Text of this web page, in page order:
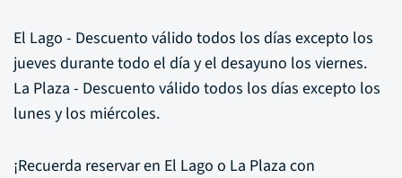
El Lago - Descuento válido todos los días excepto los
jueves durante todo el día y el desayuno los viernes.
La Plaza - Descuento válido todos los días excepto los
lunes y los miércoles.
¡Recuerda reservar en El Lago o La Plaza con